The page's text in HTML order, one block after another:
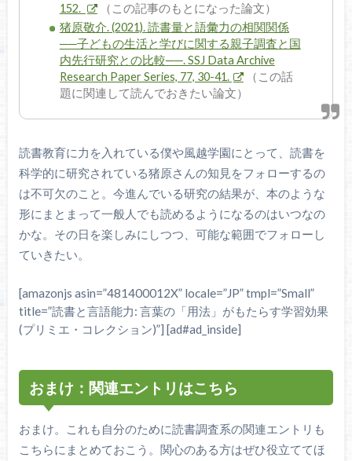
152.
（この記事のもとになった論文）
猪原敬介. (2021). 読書量と語彙力の相関関係
──子どもの生活と学びに関する親子調査と国
内先行研究との比較──. SSJ Data Archive
Research Paper Series, 77, 30-41.
（この話
題に関連して読んでおきたい論文）
読書教育に力を入れている僕や風越学園にとって、読書を
科学的に研究されている猪原さんの知見をフォローするの
は不可欠のこと。今進んでいる研究の結果が、本のような
形にまとまって一般人でも読めるようになるのはいつなの
かな。その日を楽しみにしつつ、可能な範囲でフォローし
ていきたい。
[amazonjs asin=”481400012X” locale=”JP” tmpl=”Small”
title=”読書と言語能力: 言葉の「用法」がもたらす学習効果
(プリミエ・コレクション)”] [ad#ad_inside]
おまけ：関連エントリはこちら
おまけ。これも自分のために読書調査系の関連エントリも
こちらにまとめておこう。関心のある方はぜひ役立ててほ